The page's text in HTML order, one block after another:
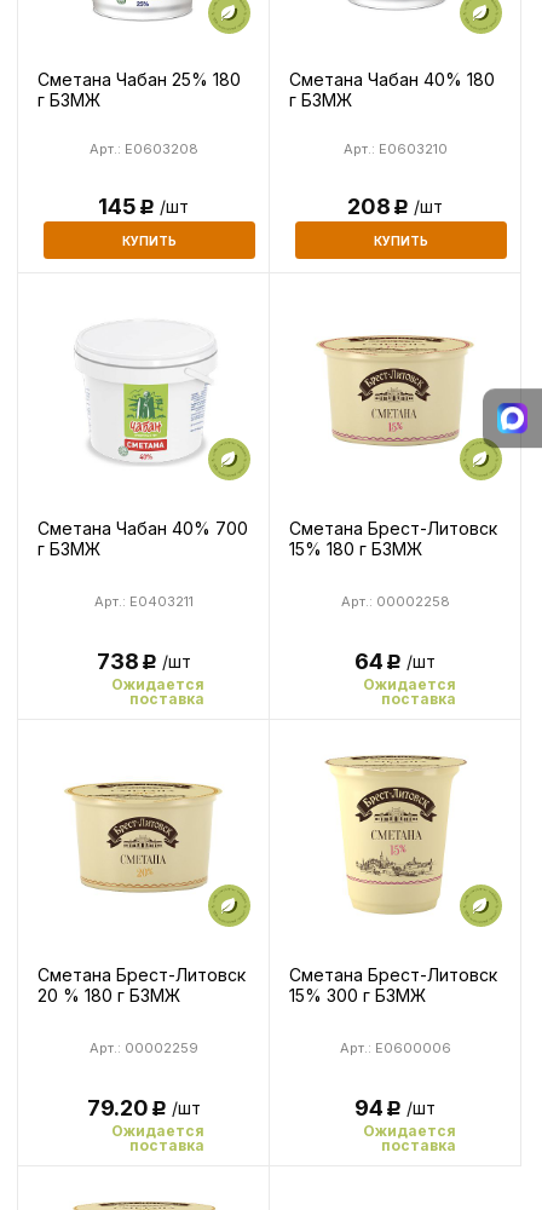
Сметана Чабан 25% 180
г БЗМЖ
Арт.: E0603208
145Р /шт
КУПИТЬ
Сметана Чабан 40% 180
г БЗМЖ
Арт.: E0603210
208Р /шт
КУПИТЬ
Сметана Чабан 40% 700
г БЗМЖ
Арт.: E0403211
738Р /шт
Ожидается
поставка
Сметана Брест-Литовск
15% 180 г БЗМЖ
Арт.: 00002258
64Р /шт
Ожидается
поставка
Сметана Брест-Литовск
20 % 180 г БЗМЖ
Арт.: 00002259
79.20Р /шт
Ожидается
поставка
Сметана Брест-Литовск
15% 300 г БЗМЖ
Арт.: E0600006
94Р /шт
Ожидается
поставка